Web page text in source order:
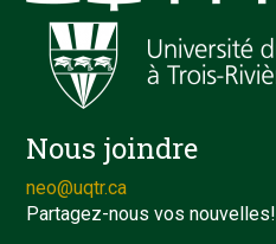
Nous joindre
neo@uqtr.ca
Partagez-nous vos nouvelles!